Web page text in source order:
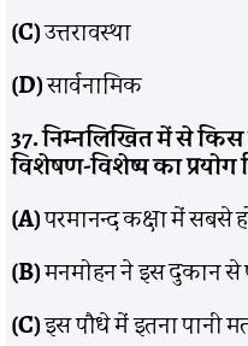
(C)उत्तरावस्था
(D)सार्वनामिक
37. निम्नलिखित में से
विशेषण-विशेष्य का प्रयोग
(A)परमानन्द कक्षा में सबसे
(B)मनमोहन ने इस दुकान से
(C)इस पौधे में इतना पानी